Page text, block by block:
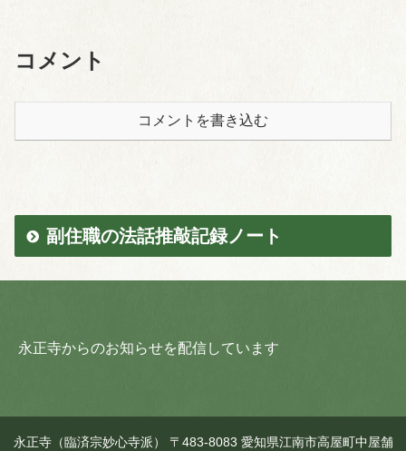
コメント
コメントを書き込む
副住職の法話推敲記録ノート
永正寺からのお知らせを配信しています
永正寺（臨済宗妙心寺派） 〒483-8083 愛知県江南市高屋町中屋舗